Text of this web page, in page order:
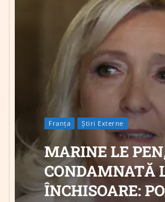
Franța Știri Externe
MARINE LE
CONDAMNATĂ
ÎNCHISOARE: